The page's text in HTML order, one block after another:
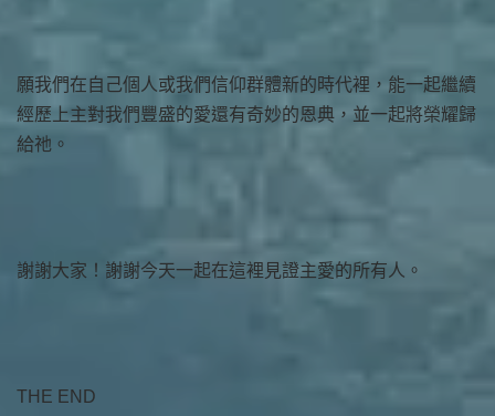
願我們在自己個人或我們信仰群體新的時代裡，能一起繼續
經歷上主對我們豐盛的愛還有奇妙的恩典，並一起將榮耀歸
給祂。
謝謝大家！謝謝今天一起在這裡見證主愛的所有人。
THE END